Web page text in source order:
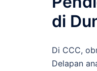
di
Di CCC,
Delapan